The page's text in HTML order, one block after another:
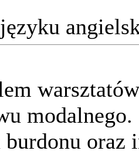
modalnego.
burdonu oraz